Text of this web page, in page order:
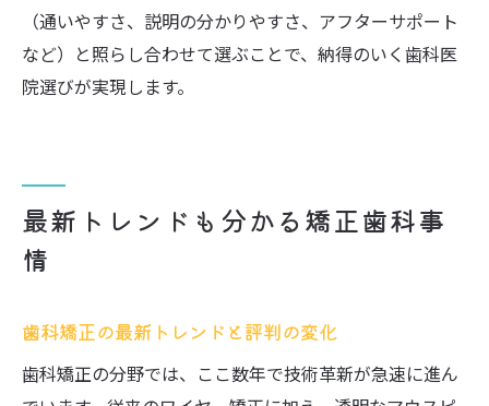
（通いやすさ、説明の分かりやすさ、アフターサポート
など）と照らし合わせて選ぶことで、納得のいく歯科医
院選びが実現します。
最新トレンドも分かる矯正歯科事
情
歯科矯正の最新トレンドと評判の変化
歯科矯正の分野では、ここ数年で技術革新が急速に進ん